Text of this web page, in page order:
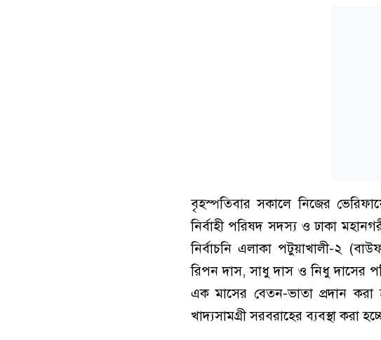
বৃহস্পতিবার সকালে নিজের
নির্বাহী পরিষদ সদস্য ও ঢাকা
নির্বাচনি এলাকা পটুয়াখালী-২
রিপন দাস, সাধু দাস ও নিধু দাসের
এক মাসের বেতন-ভাতা প্রদান করা
খাদ্যসামগ্রী সরবরাহের ব্যবস্থা করা